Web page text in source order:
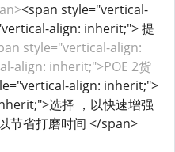
<span style="vertical-
align: inherit;"> 提
style="vertical-align:
align: inherit;">POE 2货
align: inherit;">
选择 ，以快速增强
节省打磨时间 </span>